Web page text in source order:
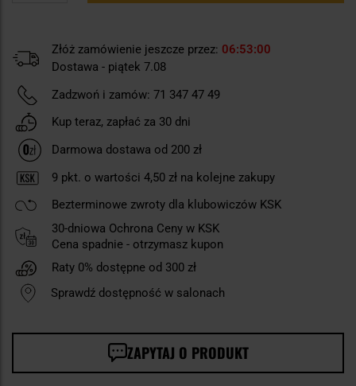
Złóż zamówienie jeszcze przez: 06 52 59
Dostawa - piątek 7.08
Zadzwoń i zamów: 71 347 47 49
Kup teraz, zapłać za 30 dni
Darmowa dostawa od 200 zł
9 pkt. o wartości 4,50 zł na kolejne zakupy
Bezterminowe zwroty dla klubowiczów KSK
30-dniowa Ochrona Ceny w KSK
Cena spadnie - otrzymasz kupon
Raty 0% dostępne od 300 zł
Sprawdź dostępność w salonach
ZAPYTAJ O PRODUKT